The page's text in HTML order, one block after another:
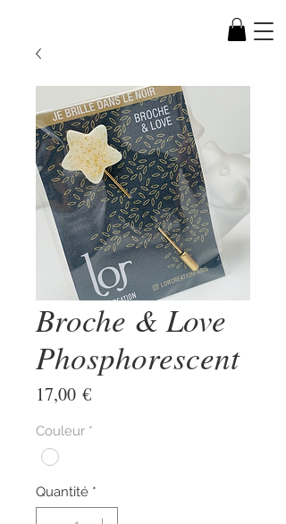
Broche & Love
Phosphorescent
17,00 €Prix
Couleur *
Quantité *